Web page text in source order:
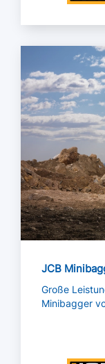
JCB
Große
Minibagger
Mehr lesen